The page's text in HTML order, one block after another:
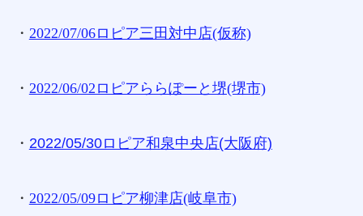
・ 2022/07/06ロピア三田対中店(仮称)
・ 2022/06/02ロピアららぽーと堺(堺市)
・ 2022/05/30ロピア和泉中央店(大阪府)
・ 2022/05/09ロピア柳津店(岐阜市)